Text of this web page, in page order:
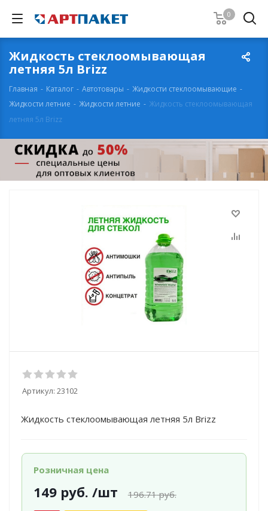
0
Жидкость стеклоомывающая
летняя 5л Brizz
Главная - Каталог - Автотовары - Жидкости стеклоомывающие -
Жидкости летние - Жидкости летние - Жидкость стеклоомывающая
летняя 5л Brizz
Артикул: 23102
Жидкость стеклоомывающая летняя 5л Brizz
Розничная цена
149руб. /шт 196.71руб.